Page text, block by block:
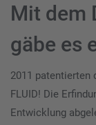
Mit dem
gäbe es
2011 patentierten
FLUID! Die
Entwicklung